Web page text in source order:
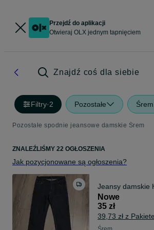
Przejdź do aplikacji
Otwieraj OLX jednym tapnięciem
Znajdź coś dla siebie
Filtry·2 Pozostałe Śrem
Pozostałe spodnie jeansowe damskie Śrem
ZNALEŹLIŚMY 22 OGŁOSZENIA
Jak pozycjonowane są ogłoszenia?
Jeansy damskie
Nowe
35 zł
39,73 zł z